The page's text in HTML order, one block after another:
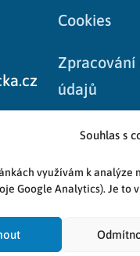
Souhlas s
využívám k analýze
Google Analytics). Je to
Cookies
Zpracování
údajů